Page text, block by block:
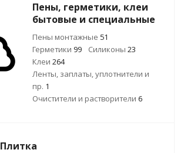
Пены, герметики, клеи
бытовые и специальные
Пены монтажные 51
Герметики 99 Силиконы 23
Клеи 264
Ленты, заплаты, уплотнители и
пр. 1
Очистители и растворители 6
Плитка